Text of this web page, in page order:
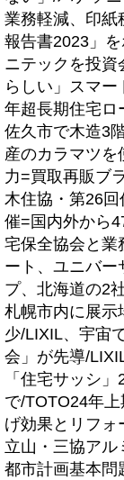
業務軽減、印紙
報告書2023」
ニテックを投資
らしい」スマ
年超長期住宅ロ
佐久市で木造3
産のカラマツを
力=買取再販ブ
木住協・第26
催=国内外から
宅保全協会と業
ート、ユニバー
プ、北海道の2
札幌市内に展示
少/LIXIL、宇宙
会」が先導/
「住宅サッシ
で/TOTO24年
げ効果とリフォ
立山・三協アル
都市計画基本問